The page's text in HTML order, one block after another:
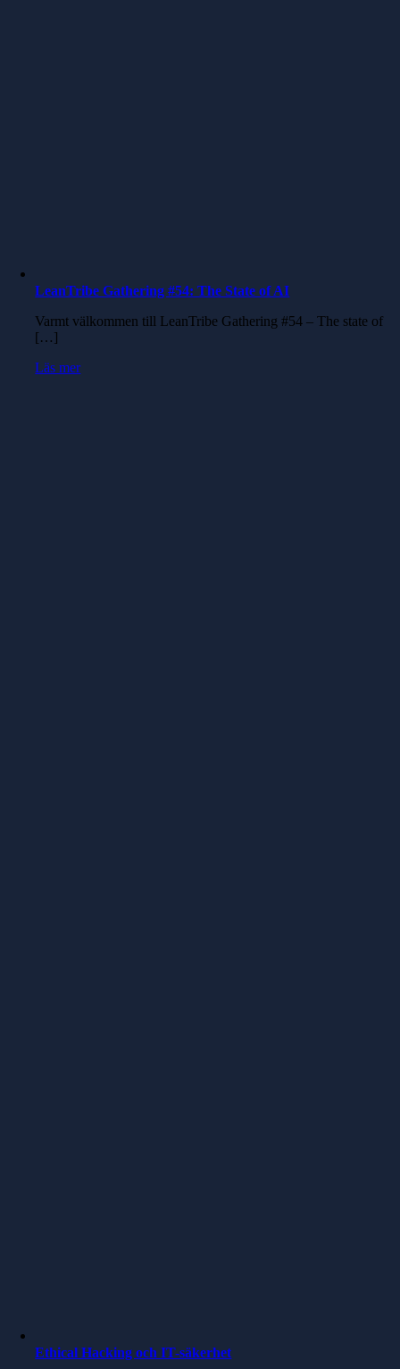
LeanTribe Gathering #54: The State of AI
Varmt välkommen till LeanTribe Gathering #54 – The state of
[…]
Läs mer
Ethical Hacking och IT-säkerhet